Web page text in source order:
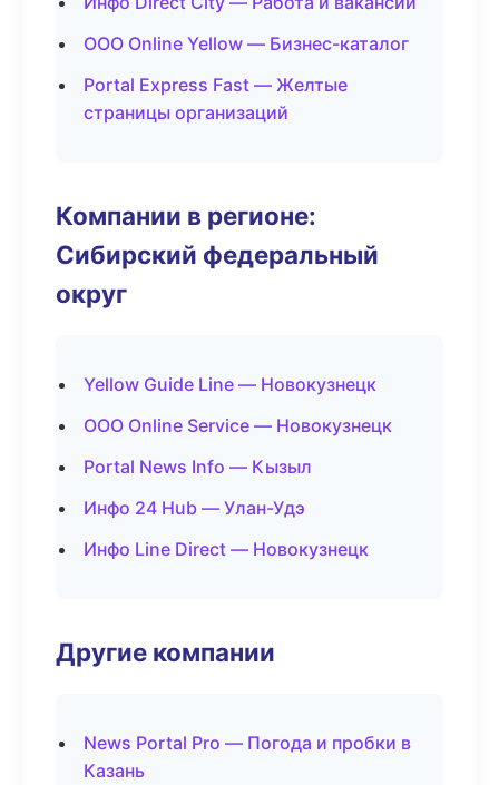
ООО Online Yellow — Бизнес-каталог
Portal Express Fast — Желтые
страницы организаций
Компании в регионе:
Сибирский федеральный
округ
Yellow Guide Line — Новокузнецк
ООО Online Service — Новокузнецк
Portal News Info — Кызыл
Инфо 24 Hub — Улан-Удэ
Инфо Line Direct — Новокузнецк
Другие компании
News Portal Pro — Погода и пробки в
Казань